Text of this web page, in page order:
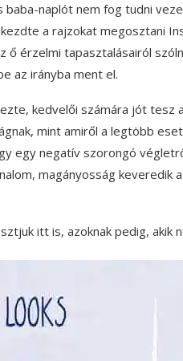
baba-naplót nem fog tudni
a rajzokat megosztani
ő érzelmi tapasztalásairól
az irányba ment el.
kedvelői számára jót tesz
mint amiről a legtöbb
egy negatív szorongó
magányosság
itt is, azoknak pedig, akik